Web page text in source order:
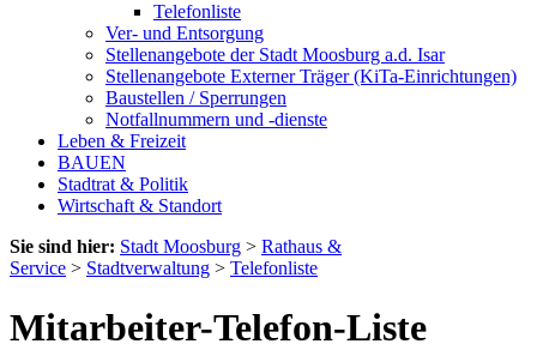
Telefonliste
Ver- und Entsorgung
Stellenangebote der Stadt Moosburg a.d. Isar
Stellenangebote Externer Träger (KiTa-Einrichtungen)
Baustellen / Sperrungen
Notfallnummern und -dienste
Leben & Freizeit
BAUEN
Stadtrat & Politik
Wirtschaft & Standort
Sie sind hier: Stadt Moosburg > Rathaus &
Service > Stadtverwaltung > Telefonliste
Mitarbeiter-Telefon-Liste